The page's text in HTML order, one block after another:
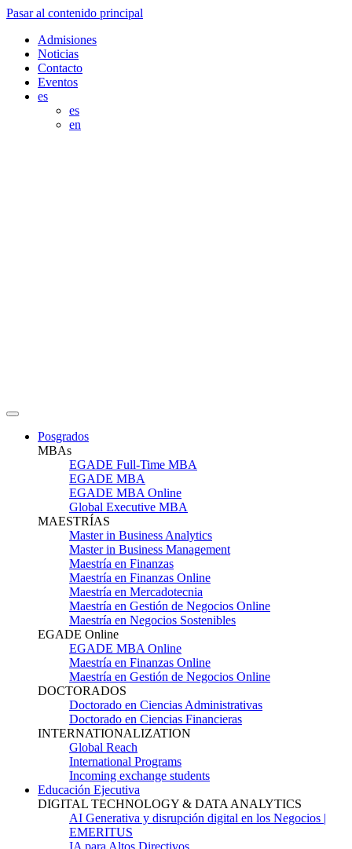
Pasar al contenido principal
Admisiones
Noticias
Contacto
Eventos
es
es
en
Posgrados
MBAs
EGADE Full-Time MBA
EGADE MBA
EGADE MBA Online
Global Executive MBA
MAESTRÍAS
Master in Business Analytics
Master in Business Management
Maestría en Finanzas
Maestría en Finanzas Online
Maestría en Mercadotecnia
Maestría en Gestión de Negocios Online
Maestría en Negocios Sostenibles
EGADE Online
EGADE MBA Online
Maestría en Finanzas Online
Maestría en Gestión de Negocios Online
DOCTORADOS
Doctorado en Ciencias Administrativas
Doctorado en Ciencias Financieras
INTERNATIONALIZATION
Global Reach
International Programs
Incoming exchange students
Educación Ejecutiva
DIGITAL TECHNOLOGY & DATA ANALYTICS
AI Generativa y disrupción digital en los Negocios |
EMERITUS
IA para Altos Directivos